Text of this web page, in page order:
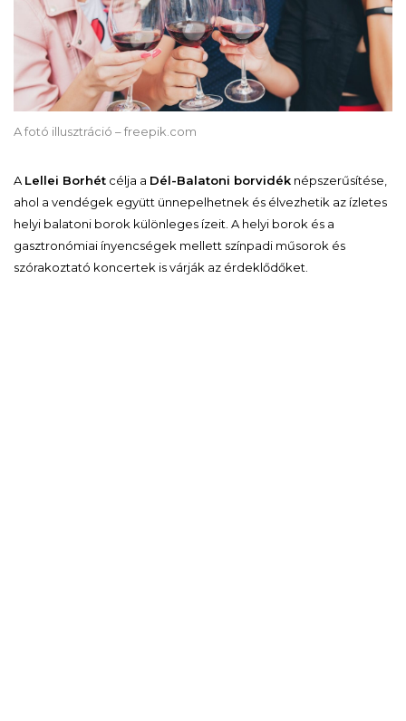
A fotó illusztráció – freepik.com
A Lellei Borhét célja a Dél-Balatoni borvidék népszerűsítése,
ahol a vendégek együtt ünnepelhetnek és élvezhetik az ízletes
helyi balatoni borok különleges ízeit. A helyi borok és a
gasztronómiai ínyencségek mellett színpadi műsorok és
szórakoztató koncertek is várják az érdeklődőket.